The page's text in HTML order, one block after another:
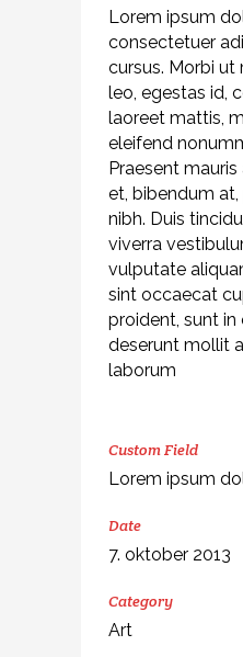
Lorem ipsum
consectetuer
cursus. Morbi ut
leo, egestas id,
laoreet mattis,
eleifend
Praesent
et, bibendum
nibh. Duis
viverra
vulputate
sint occaecat
proident, sunt in
deserunt mollit
laborum
Custom Field
Lorem ipsum
Date
7. oktober 2013
Category
Art